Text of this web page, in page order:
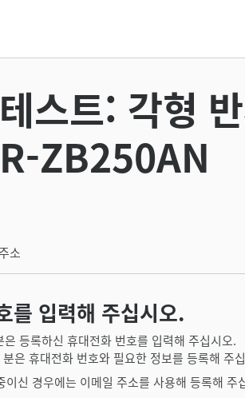
스트: 각형
ZB250AN
소
를 입력해 주십시오.
등록하신 휴대전화 번호를 입력해 주십시오.
은 휴대전화 번호와 필요한 정보를 등록해 주
이신 경우에는 이메일 주소를 사용해 등록해 주